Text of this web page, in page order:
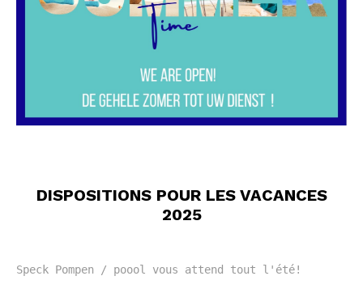
DISPOSITIONS POUR LES VACANCES
2025
Speck Pompen / poool vous attend tout l'été!